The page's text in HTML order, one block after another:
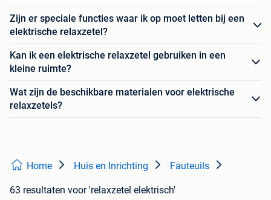
Zijn er speciale functies waar ik op moet letten bij een
elektrische relaxzetel?
Kan ik een elektrische relaxzetel gebruiken in een
kleine ruimte?
Wat zijn de beschikbare materialen voor elektrische
relaxzetels?
Home Huis en Inrichting Fauteuils
63 resultaten voor 'relaxzetel elektrisch'